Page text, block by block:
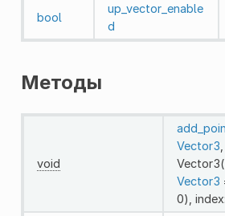
bool
up_vector_enable
d
Методы
void
Vector3
Vector3
0), index: